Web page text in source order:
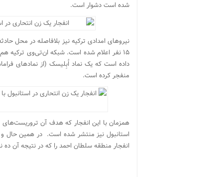
شده است دشوار است.
نیروهای امدادی ترکیه نیز بلافاصله در محل
۱۵ نفر اعلام شده است. شبکه ان‌تی‌وی ترکیه
داده است که یک نماد اُبِلیسک (از نمادهای
منفجر کرده است.
همزمان با این انفجار که هدف آن
استانبول نیز منتشر شده است. در همین حال و
انفجار منطقه سلطان احمد را که در نتیجه آن ده نفر کشته و ۱۵ نفر زخمی شدند،